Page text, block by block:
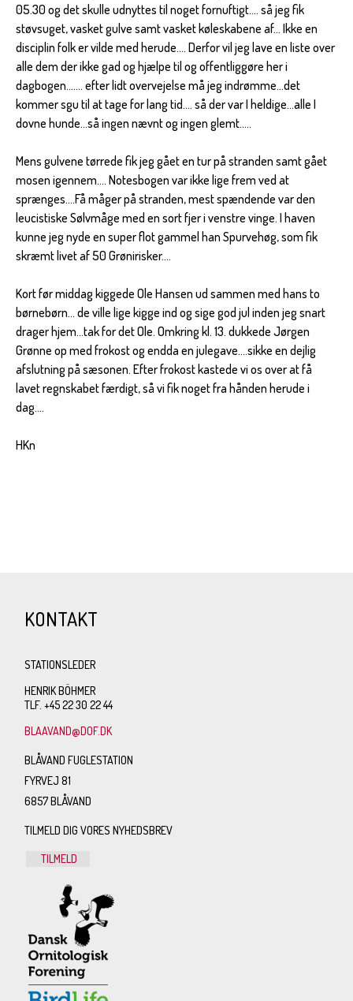
05.30 og det skulle udnyttes til noget fornuftigt.... så jeg fik
støvsuget, vasket gulve samt vasket køleskabene af... Ikke en
disciplin folk er vilde med herude.... Derfor vil jeg lave en liste over
alle dem der ikke gad og hjælpe til og offentliggøre her i
dagbogen....... efter lidt overvejelse må jeg indrømme...det
kommer sgu til at tage for lang tid.... så der var I heldige...alle I
dovne hunde...så ingen nævnt og ingen glemt.....
Mens gulvene tørrede fik jeg gået en tur på stranden samt gået
mosen igennem.... Notesbogen var ikke lige frem ved at
sprænges....Få måger på stranden, mest spændende var den
leucistiske Sølvmåge med en sort fjer i venstre vinge. I haven
kunne jeg nyde en super flot gammel han Spurvehøg, som fik
skræmt livet af 50 Grønirisker....
Kort før middag kiggede Ole Hansen ud sammen med hans to
børnebørn... de ville lige kigge ind og sige god jul inden jeg snart
drager hjem...tak for det Ole. Omkring kl. 13. dukkede Jørgen
Grønne op med frokost og endda en julegave....sikke en dejlig
afslutning på sæsonen. Efter frokost kastede vi os over at få
lavet regnskabet færdigt, så vi fik noget fra hånden herude i
dag....
HKn
KONTAKT
STATIONSLEDER
HENRIK BÖHMER
TLF. +45 22 30 22 44
BLAAVAND@DOF.DK
BLÅVAND FUGLESTATION
FYRVEJ 81
6857 BLÅVAND
TILMELD DIG VORES NYHEDSBREV
TILMELD